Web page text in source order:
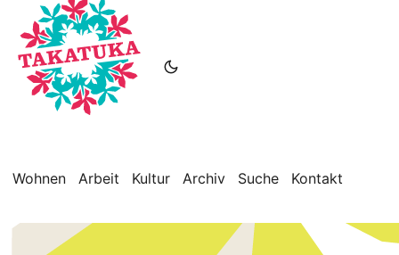
Wohnen Arbeit Kultur Archiv Suche Kontakt